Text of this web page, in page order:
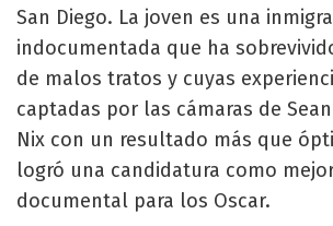
San Diego. La joven es una
indocumentada que ha
de malos tratos y cuyas
captadas por las cámaras de
Nix con un resultado más que
logró una candidatura como
documental para los Oscar.